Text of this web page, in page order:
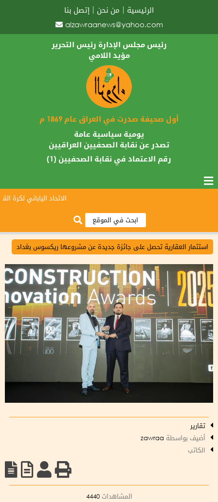
الرئيسية من نحن
إتصل بنا
alzawraanews@yahoo.com
رئيس مجلس الإدارة رئيس التحرير
مؤيد اللامي
أول صحيفة صدرت في العراق عام 1869 م
يومية سياسية عامة
تصدر عن نقابة الصحفيين العراقيين
رقم الاعتماد في نقابة الصحفيين (1)
الاتحاد الياباني لكرة
استثمار العقارية تحصل على جائزة جديدة عن مشروعها ريكسوس بغداد
تقارير
أضيف بواسطة
الكاتب
المشاهدات 4440